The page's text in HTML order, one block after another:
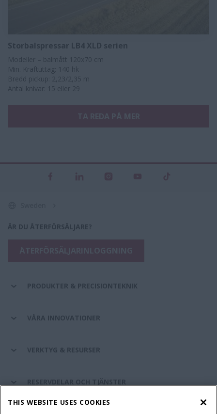
Storbalspressar LB4 XLD serien
Modeller – balmått 120x70 cm
Min. Kraftuttag: 140 hk
Bredd pickup: 2,23/2,35 m
Antal knivar: 15 eller 29​​​
ÄR DU ÅTERFÖRSÄLJARE?
PRODUKTER & PRECISIONTEKNIK
VÅRA INNOVATIONER
VERKTYG & RESURSER
RESERVDELAR OCH TJÄNSTER
THIS WEBSITE USES COOKIES